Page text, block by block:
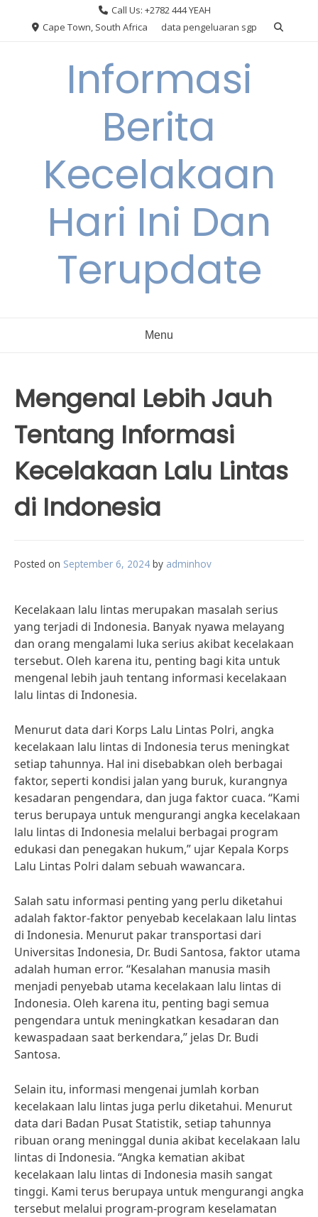
Call Us: +2782 444 YEAH
Cape Town, South Africa
data pengeluaran sgp
Informasi
Berita
Kecelakaan
Hari Ini Dan
Terupdate
Menu
Mengenal Lebih Jauh
Tentang Informasi
Kecelakaan Lalu Lintas
di Indonesia
Posted on September 6, 2024 by adminhov
Kecelakaan lalu lintas merupakan masalah serius
yang terjadi di Indonesia. Banyak nyawa melayang
dan orang mengalami luka serius akibat kecelakaan
tersebut. Oleh karena itu, penting bagi kita untuk
mengenal lebih jauh tentang informasi kecelakaan
lalu lintas di Indonesia.
Menurut data dari Korps Lalu Lintas Polri, angka
kecelakaan lalu lintas di Indonesia terus meningkat
setiap tahunnya. Hal ini disebabkan oleh berbagai
faktor, seperti kondisi jalan yang buruk, kurangnya
kesadaran pengendara, dan juga faktor cuaca. “Kami
terus berupaya untuk mengurangi angka kecelakaan
lalu lintas di Indonesia melalui berbagai program
edukasi dan penegakan hukum,” ujar Kepala Korps
Lalu Lintas Polri dalam sebuah wawancara.
Salah satu informasi penting yang perlu diketahui
adalah faktor-faktor penyebab kecelakaan lalu lintas
di Indonesia. Menurut pakar transportasi dari
Universitas Indonesia, Dr. Budi Santosa, faktor utama
adalah human error. “Kesalahan manusia masih
menjadi penyebab utama kecelakaan lalu lintas di
Indonesia. Oleh karena itu, penting bagi semua
pengendara untuk meningkatkan kesadaran dan
kewaspadaan saat berkendara,” jelas Dr. Budi
Santosa.
Selain itu, informasi mengenai jumlah korban
kecelakaan lalu lintas juga perlu diketahui. Menurut
data dari Badan Pusat Statistik, setiap tahunnya
ribuan orang meninggal dunia akibat kecelakaan lalu
lintas di Indonesia. “Angka kematian akibat
kecelakaan lalu lintas di Indonesia masih sangat
tinggi. Kami terus berupaya untuk mengurangi angka
tersebut melalui program-program keselamatan